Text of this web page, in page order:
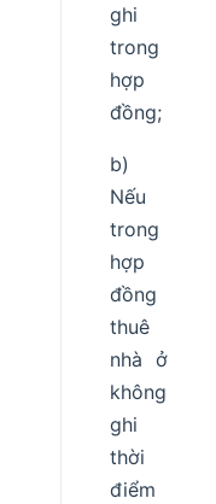
ghi
trong
hợp
đồng;
b)
Nếu
trong
hợp
đồng
thuê
nhà ở
không
ghi
thời
điểm